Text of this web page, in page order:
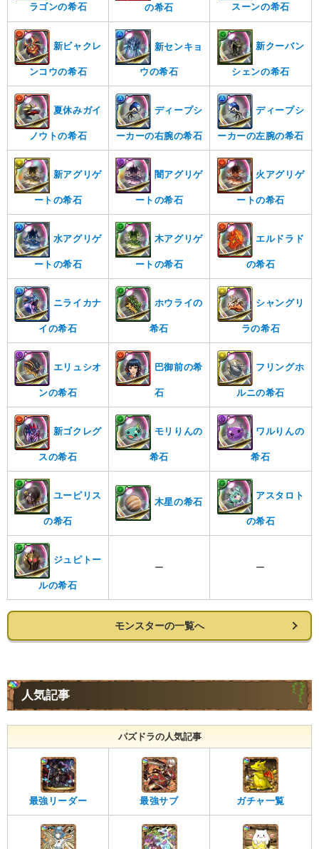
ラゴンの希石 の希石 スーンの希石
新ビャクレ
ンコウの希石
新センキョ
ウの希石
新クーバン
シェンの希石
夏休みガイ
ノウトの希石
ディープシ
ーカーの右腕の希石
ディープシ
ーカーの左腕の希石
新アグリゲ
ートの希石
闇アグリゲ
ートの希石
火アグリゲ
ートの希石
水アグリゲ
ートの希石
木アグリゲ
ートの希石
エルドラド
の希石
ニライカナ
イの希石
ホウライの
希石
シャングリ
ラの希石
エリュシオ
ンの希石
巴御前の希
石
フリングホ
ルニの希石
新ゴクレグ
スの希石
モリりんの
希石
ワルりんの
希石
ユーピリス
の希石
木星の希石
アスタロト
の希石
ジュピトー
ルの希石
ー ー
モンスターの一覧へ
人気記事
パズドラの人気記事
最強リーダー 最強サブ ガチャ一覧